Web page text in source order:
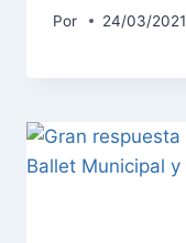
Por 24/03/2021